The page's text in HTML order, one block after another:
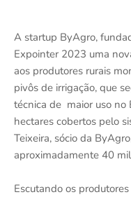
A startup ByAgro,
Expointer 2023 uma
aos produtores rurais
pivôs de irrigação, que
técnica de maior uso no
hectares cobertos pelo
Teixeira, sócio da
aproximadamente 40
Escutando os